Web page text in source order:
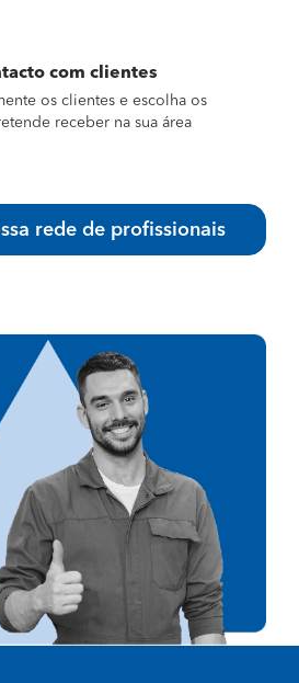
com clientes
os clientes e escolha os
receber na sua área
rede de profissionais